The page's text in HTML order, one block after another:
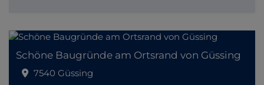
Schöne Baugründe am Ortsrand von Güssing
7540 Güssing